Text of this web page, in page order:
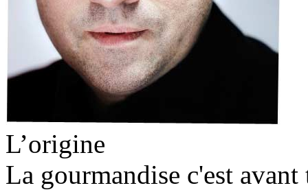
L’origine
La gourmandise c'est